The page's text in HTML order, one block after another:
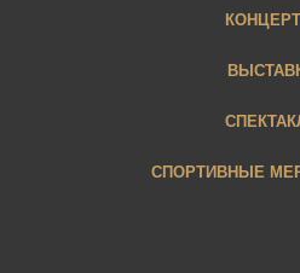
СПОРТИВНЫЕ